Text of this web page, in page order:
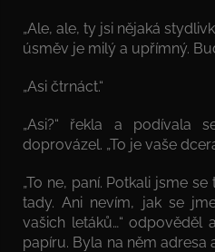
„Ale, ale, ty jsi nějaká
úsměv je milý a upřímný.
„Asi čtrnáct.“
„Asi?“ řekla a podívala
doprovázel. „To je vaše
„To ne, paní. Potkali jsme
tady. Ani nevím, jak se
vašich letáků…“ odpověděl
papíru. Byla na něm adresa